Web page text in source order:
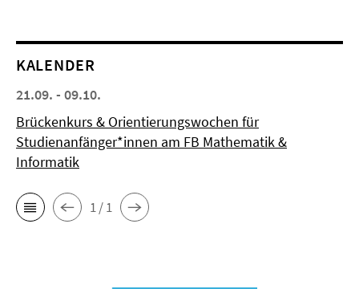
KALENDER
21.09. - 09.10.
Brückenkurs & Orientierungswochen für
Studienanfänger*innen am FB Mathematik &
Informatik
1 / 1